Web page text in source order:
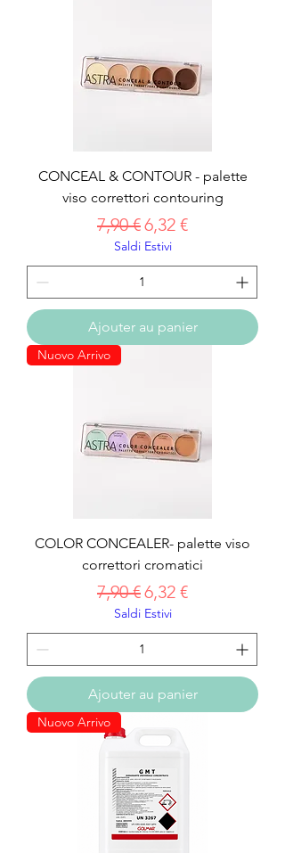
CONCEAL & CONTOUR - palette
viso correttori contouring
Prix original
7,90 €Prix promotionnel
6,32 €
Saldi Estivi
Ajouter au panier
Nuovo Arrivo
COLOR CONCEALER- palette viso
correttori cromatici
Prix original
7,90 €Prix promotionnel
6,32 €
Saldi Estivi
Ajouter au panier
Nuovo Arrivo